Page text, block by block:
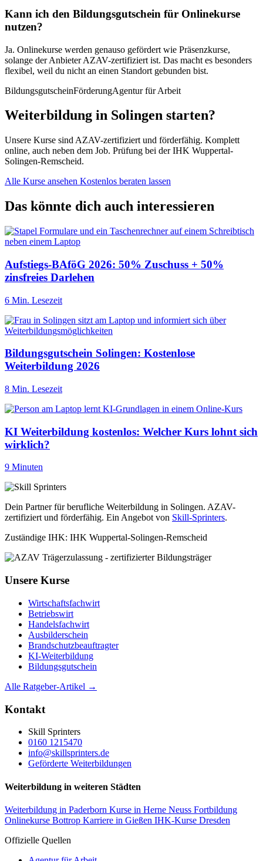
Kann ich den Bildungsgutschein für Onlinekurse
nutzen?
Ja. Onlinekurse werden genauso gefördert wie Präsenzkurse,
solange der Anbieter AZAV-zertifiziert ist. Das macht es besonders
flexibel, weil du nicht an einen Standort gebunden bist.
BildungsgutscheinFörderungAgentur für Arbeit
Weiterbildung in Solingen starten?
Unsere Kurse sind AZAV-zertifiziert und förderfähig. Komplett
online, auch neben dem Job. Prüfung bei der IHK Wuppertal-
Solingen-Remscheid.
Alle Kurse ansehen Kostenlos beraten lassen
Das könnte dich auch interessieren
Aufstiegs-BAföG 2026: 50% Zuschuss + 50%
zinsfreies Darlehen
6 Min. Lesezeit
Bildungsgutschein Solingen: Kostenlose
Weiterbildung 2026
8 Min. Lesezeit
KI Weiterbildung kostenlos: Welcher Kurs lohnt sich
wirklich?
9 Minuten
Dein Partner für berufliche Weiterbildung in Solingen. AZAV-
zertifiziert und förderfähig. Ein Angebot von Skill-Sprinters.
Zuständige IHK: IHK Wuppertal-Solingen-Remscheid
Unsere Kurse
Wirtschaftsfachwirt
Betriebswirt
Handelsfachwirt
Ausbilderschein
Brandschutzbeauftragter
KI-Weiterbildung
Bildungsgutschein
Alle Ratgeber-Artikel →
Kontakt
Skill Sprinters
0160 1215470
info@skillsprinters.de
Geförderte Weiterbildungen
Weiterbildung in weiteren Städten
Weiterbildung in Paderborn Kurse in Herne Neuss Fortbildung
Onlinekurse Bottrop Karriere in Gießen IHK-Kurse Dresden
Offizielle Quellen